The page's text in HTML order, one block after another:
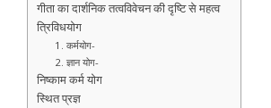
गीता का दार्शनिक तत्वविवेचन की दृष्टि से महत्व
त्रिविधयोग
1. कर्मयोग-
2. ज्ञान योग-
निष्काम कर्म योग
स्थित प्रज्ञ